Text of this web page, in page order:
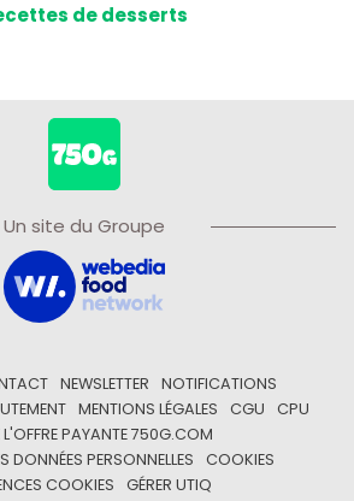
de desserts
Un site du Groupe
NEWSLETTER
NOTIFICATIONS
MENTIONS LÉGALES CGU
CPU
PAYANTE 750G.COM
DONNÉES PERSONNELLES
COOKIES
COOKIES
GÉRER UTIQ